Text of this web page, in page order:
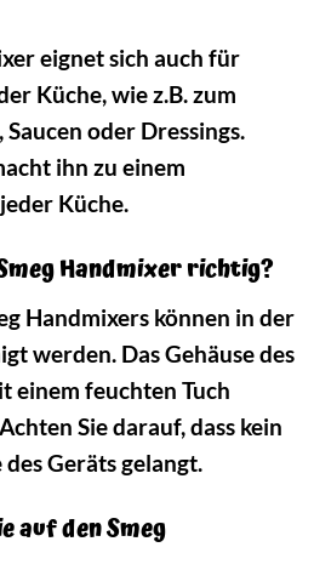
eignet sich auch für
Küche, wie z.B. zum
oder Dressings.
ihn zu einem
Küche.
Handmixer richtig?
Handmixers können in der
werden. Das Gehäuse des
einem feuchten Tuch
Sie darauf, dass kein
Geräts gelangt.
auf den Smeg